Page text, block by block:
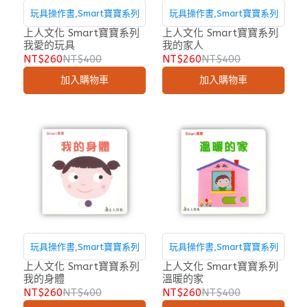
玩具操作書,Smart寶寶系列
上人文化 Smart寶寶系列
我愛的玩具
NT$260NT$400
加入購物車
玩具操作書,Smart寶寶系列
上人文化 Smart寶寶系列
我的家人
NT$260NT$400
加入購物車
玩具操作書,Smart寶寶系列
上人文化 Smart寶寶系列
我的身體
NT$260NT$400
玩具操作書,Smart寶寶系列
上人文化 Smart寶寶系列
溫暖的家
NT$260NT$400